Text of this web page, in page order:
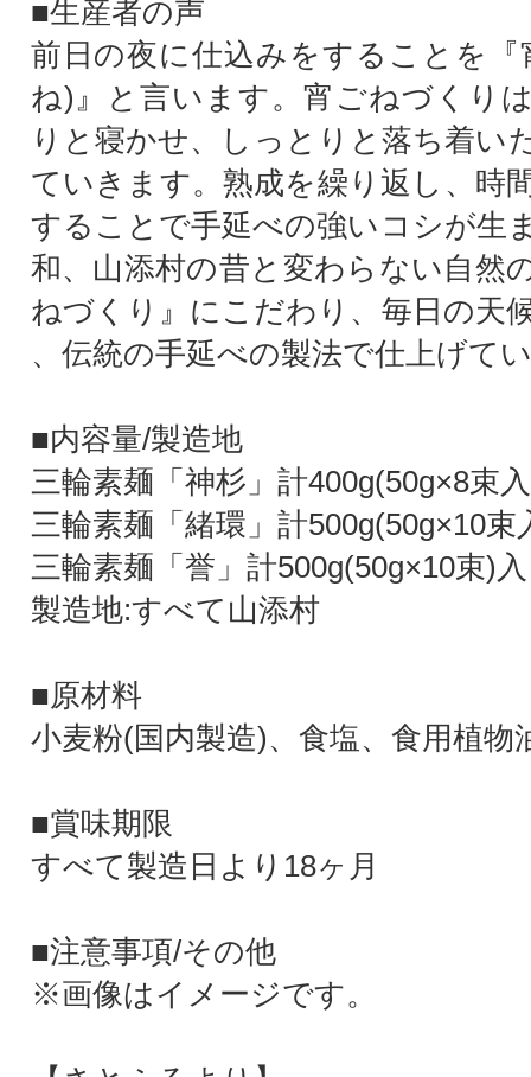
■生産者の声
前日の夜に仕込みをすることを
ね)』と言います。宵ごねづくり
りと寝かせ、しっとりと落ち着い
ていきます。熟成を繰り返し、時
することで手延べの強いコシが生
和、山添村の昔と変わらない自然
ねづくり』にこだわり、毎日の天
、伝統の手延べの製法で仕上げて
■内容量/製造地
三輪素麺「神杉」計400g(50g×8束
三輪素麺「緒環」計500g(50g×10束
三輪素麺「誉」計500g(50g×10束)
製造地:すべて山添村
■原材料
小麦粉(国内製造)、食塩、食用植物
■賞味期限
すべて製造日より18ヶ月
■注意事項/その他
※画像はイメージです。